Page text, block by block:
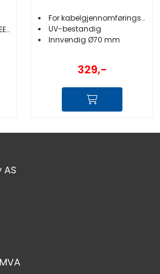
For kabelgjennomføringsrør
UV-bestandig
Innvendig Ø70 mm
329,-